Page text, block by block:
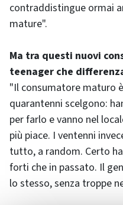
contraddistingue ormai
mature".
Ma tra questi nuovi
teenager che
"Il consumatore maturo
quarantenni scelgono:
per farlo e vanno nel
più piace. I ventenni
tutto, a random. Certo
forti che in passato. Il
lo stesso, senza troppe